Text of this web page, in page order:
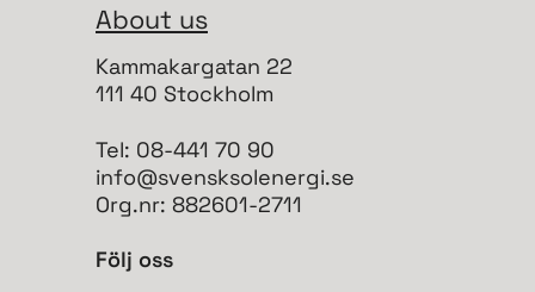
About us
Kammakargatan 22
111 40 Stockholm
Tel: 08-441 70 90
info@svensksolenergi.se
Org.nr: 882601-2711
Följ oss